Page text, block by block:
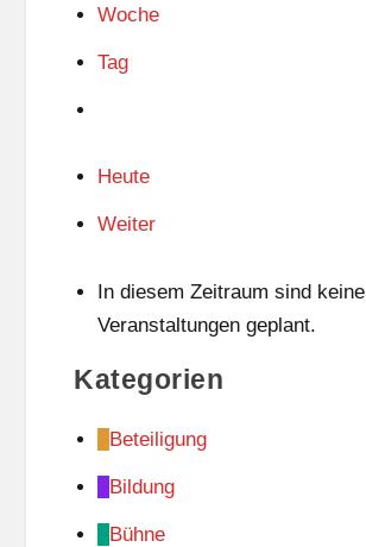
Woche
Tag
Heute
Weiter
In diesem Zeitraum sind keine
Veranstaltungen geplant.
Kategorien
Beteiligung
Bildung
Bühne